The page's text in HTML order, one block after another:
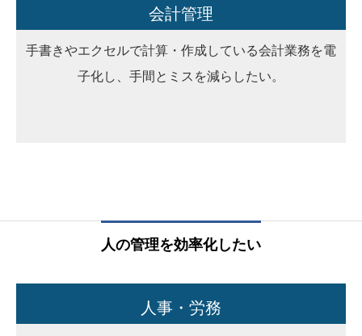
会計管理
手書きやエクセルで計算・作成している会計業務を電
子化し、手間とミスを減らしたい。
人の管理を効率化したい
人事・労務